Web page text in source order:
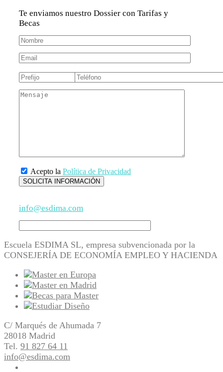
Te enviamos nuestro Dossier con Tarifas y
Becas
Acepto la Política de Privacidad
info@esdima.com
Escuela ESDIMA SL, empresa subvencionada por la
CONSEJERÍA DE ECONOMÍA EMPLEO Y HACIENDA
C/ Marqués de Ahumada 7
28018 Madrid
Tel. 91 827 64 11
info@esdima.com